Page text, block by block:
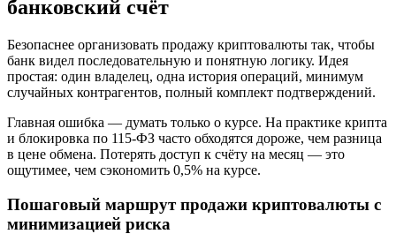
банковский счёт
Безопаснее организовать продажу криптовалюты так, чтобы
банк видел последовательную и понятную логику. Идея
простая: один владелец, одна история операций, минимум
случайных контрагентов, полный комплект подтверждений.
Главная ошибка — думать только о курсе. На практике крипта
и блокировка по 115-ФЗ часто обходятся дороже, чем разница
в цене обмена. Потерять доступ к счёту на месяц — это
ощутимее, чем сэкономить 0,5% на курсе.
Пошаговый маршрут продажи криптовалюты с
минимизацией риска